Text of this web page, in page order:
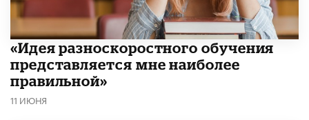
«Идея разноскоростного обучения
представляется мне наиболее
правильной»
11 ИЮНЯ